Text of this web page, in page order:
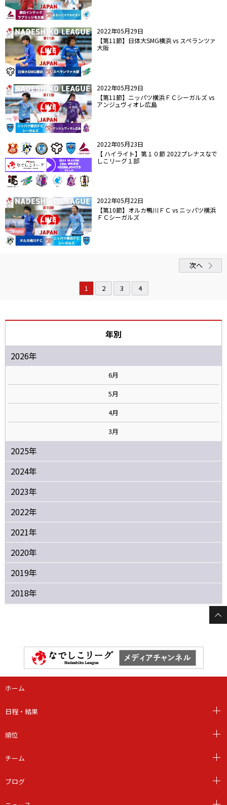
2022年05月29日
【第11節】日体大SMG横浜 vs スペランツァ
大阪
2022年05月29日
【第11節】ニッパツ横浜ＦＣシーガルズ vs
アンジュヴィオレ広島
2022年05月23日
【 ハイライト】第１０節 2022プレナスなで
しこリーグ１部
2022年05月22日
【第10節】オルカ鴨川ＦＣ vs ニッパツ横浜
ＦＣシーガルズ
1 2 3 4
次へ
年別
2026年
6月
5月
4月
3月
2025年
2024年
2023年
2022年
2021年
2020年
2019年
2018年
ホーム
日程・結果
順位
チーム
ブログ